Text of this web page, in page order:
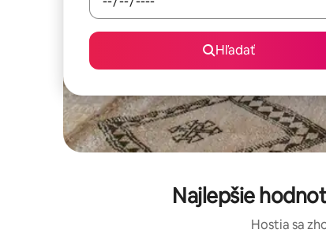
Hľadať
Najlepšie
Hostia sa